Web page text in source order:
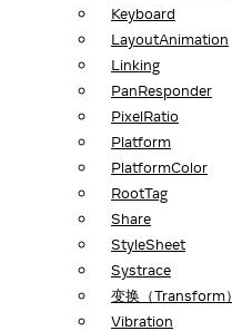
Keyboard
LayoutAnimation
Linking
PanResponder
PixelRatio
Platform
PlatformColor
RootTag
Share
StyleSheet
Systrace
变换（Transform）
Vibration